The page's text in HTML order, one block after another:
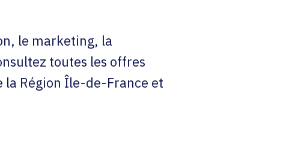
le marketing, la
toutes les offres
la Région Île-de-France et